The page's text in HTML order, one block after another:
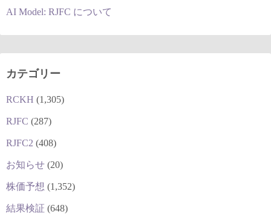
AI Model: RJFC について
カテゴリー
RCKH (1,305)
RJFC (287)
RJFC2 (408)
お知らせ (20)
株価予想 (1,352)
結果検証 (648)